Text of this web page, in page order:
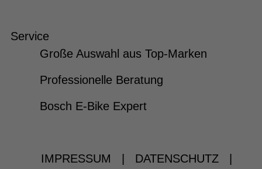
Service
Große Auswahl aus Top-Marken
Professionelle Beratung
Bosch E-Bike Expert
IMPRESSUM DATENSCHUTZ